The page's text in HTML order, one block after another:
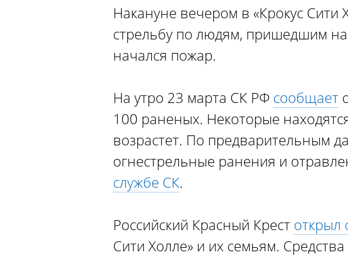
Накануне вечером в «Крокус Сити
стрельбу по людям, пришедшим на
начался пожар.
На утро 23 марта СК РФ сообщает
100 раненых. Некоторые
возрастет. По предварительным
огнестрельные ранения и
службе СК.
Российский Красный Крест открыл
Сити Холле» и их семьям.